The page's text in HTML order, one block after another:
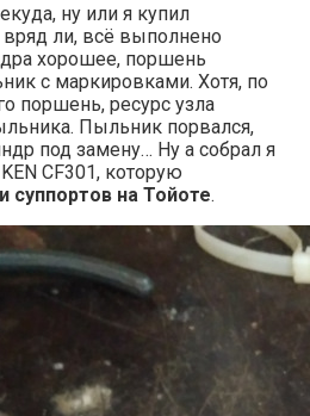
ну или я купил
ли, всё выполнено
хорошее, поршень
с маркировками. Хотя, по
поршень, ресурс узла
Пыльник порвался,
под замену… Ну а собрал я
CF301, которую
суппортов на Тойоте.